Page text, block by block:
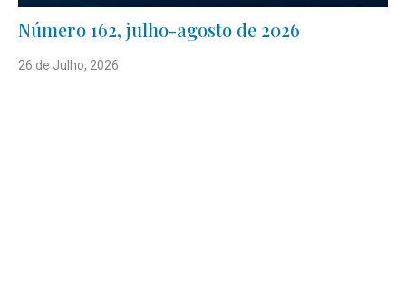
Número 162, julho-agosto de 2026
26 de Julho, 2026